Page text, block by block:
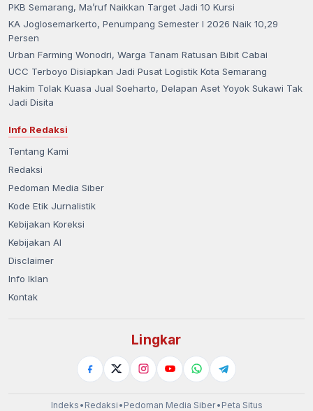
PKB Semarang, Ma’ruf Naikkan Target Jadi 10 Kursi
KA Joglosemarkerto, Penumpang Semester I 2026 Naik 10,29
Persen
Urban Farming Wonodri, Warga Tanam Ratusan Bibit Cabai
UCC Terboyo Disiapkan Jadi Pusat Logistik Kota Semarang
Hakim Tolak Kuasa Jual Soeharto, Delapan Aset Yoyok Sukawi Tak
Jadi Disita
Info Redaksi
Tentang Kami
Redaksi
Pedoman Media Siber
Kode Etik Jurnalistik
Kebijakan Koreksi
Kebijakan AI
Disclaimer
Info Iklan
Kontak
Lingkar
Indeks • Redaksi • Pedoman Media Siber• Peta Situs